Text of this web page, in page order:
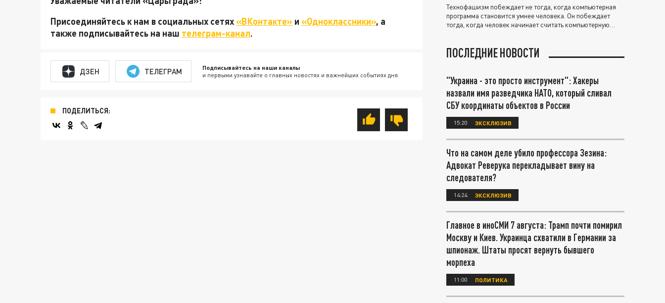
Присоединяйтесь к нам в социальных сетях«ВКонтакте» и «Одноклассники», а
также подписывайтесь на наш телеграм-канал.
ДЗЕН ТЕЛЕГРАМ Подписывайтесь на наши каналы
и первыми узнавайте о главных новостях и важнейших событиях дня.
ПОДЕЛИТЬСЯ:
Технофашизм побеждает не тогда, когда компьютерная
программа становится умнее человека. Он побеждает
тогда, когда человек начинает считать компьютерную
ПОСЛЕДНИЕ НОВОСТИ
"Украина - это просто инструмент": Хакеры
назвали имя разведчика НАТО, который сливал
СБУ координаты объектов в России
15:20 ЭКСКЛЮЗИВ
Что на самом деле убило профессора Зезина:
Адвокат Реверука перекладывает вину на
следователя?
14:24 ЭКСКЛЮЗИВ
Главное в иноСМИ 7 августа: Трамп почти помирил
Москву и Киев. Украинца схватили в Германии за
шпионаж. Штаты просят вернуть бывшего
морпеха
11:00 ПОЛИТИКА